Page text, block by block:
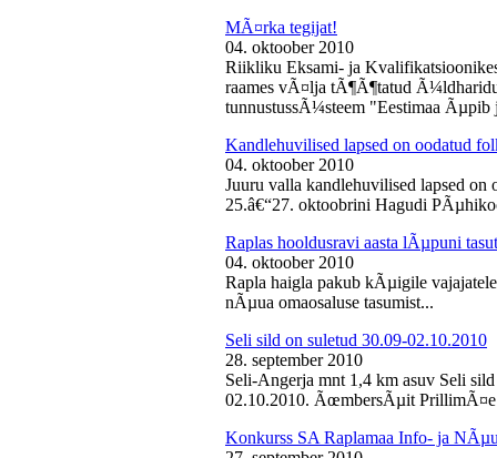
MÃ¤rka tegijat!
04. oktoober 2010
Riikliku Eksami- ja
raames vÃ¤lja tÃ¶Ã¶tatud
tunnustussÃ¼steem "Eestimaa
Kandlehuvilised lapsed on oodatud
04. oktoober 2010
Juuru valla kandlehuvilised lapsed
25.â€“27. oktoobrini Hagudi
Raplas hooldusravi aasta lÃµpuni
04. oktoober 2010
Rapla haigla pakub kÃµigile
nÃµua omaosaluse tasumist...
Seli sild on suletud 30.09-02.10.2010
28. september 2010
Seli-Angerja mnt 1,4 km asuv Seli
02.10.2010. ÃœmbersÃµit
Konkurss SA Raplamaa Info- ja